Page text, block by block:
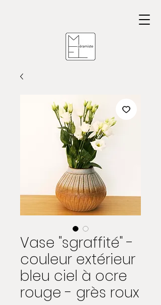
Vase "sgraffité" -
couleur extérieur
bleu ciel à ocre
rouge - grès roux